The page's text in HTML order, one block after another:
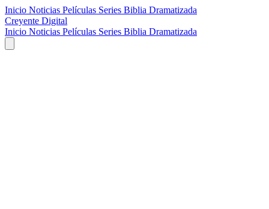
Inicio Noticias Películas Series Biblia Dramatizada
Creyente Digital
Inicio Noticias Películas Series Biblia Dramatizada